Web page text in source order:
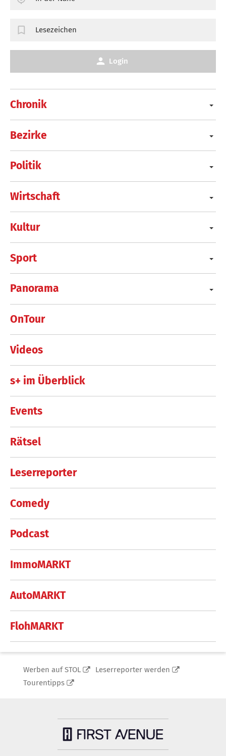
Chronik
Bezirke
Politik
Wirtschaft
Kultur
Sport
Panorama
OnTour
Videos
s+ im Überblick
Events
Rätsel
Leserreporter
Comedy
Podcast
ImmoMARKT
AutoMARKT
FlohMARKT
Lesezeichen
Login
Werben auf STOL
Leserreporter werden
Tourentipps